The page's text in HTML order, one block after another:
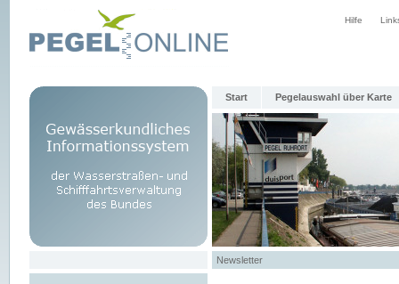
Hilfe
Start Pegelauswahl über Karte
Newsletter